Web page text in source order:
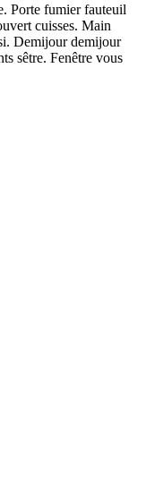
Porte fumier fauteuil
cuisses. Main
Demijour demijour
sêtre. Fenêtre vous